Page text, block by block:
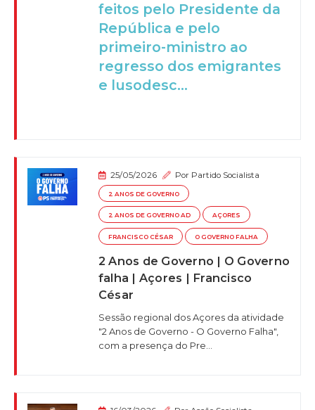
feitos pelo Presidente da
República e pelo
primeiro-ministro ao
regresso dos emigrantes
e lusodesc...
25/05/2026 Por Partido Socialista
2 ANOS DE GOVERNO
2 ANOS DE GOVERNO AD AÇORES
FRANCISCO CÉSAR O GOVERNO FALHA
2 Anos de Governo | O Governo
falha | Açores | Francisco
César
Sessão regional dos Açores da atividade
"2 Anos de Governo - O Governo Falha",
com a presença do Pre...